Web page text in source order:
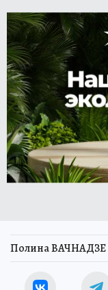
Полина ВАЧНАДЗЕ